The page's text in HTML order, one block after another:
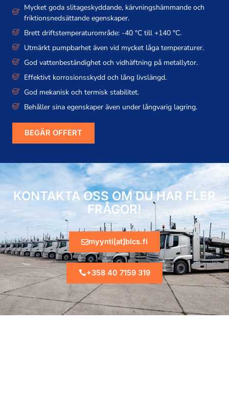
Mycket goda slitageskyddande, kärvningshämmande och
friktionsnedsättande egenskaper.
Brett driftstemperaturområde: -40 °C till +140 °C.
Utmärkt pumpbarhet även vid mycket låga temperaturer.
God vattenbeständighet och vidhäftning på metallytor.
Effektivt korrosionsskydd och lång livslängd.
God mekanisk och termisk stabilitet.
Behåller sina egenskaper även under långvarig lagring.
BEGÄR OFFERT
KONTAKTA OSS OM DU HAR FLER
FRÅGOR!
myynti[at]blcs.fi
+358 40 7159 319